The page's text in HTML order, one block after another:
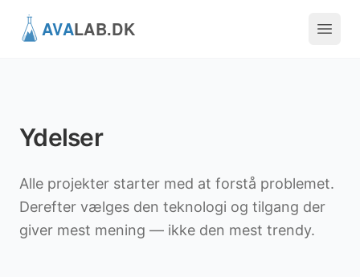
Ydelser
Alle projekter starter med at forstå problemet.
Derefter vælges den teknologi og tilgang der
giver mest mening — ikke den mest trendy.